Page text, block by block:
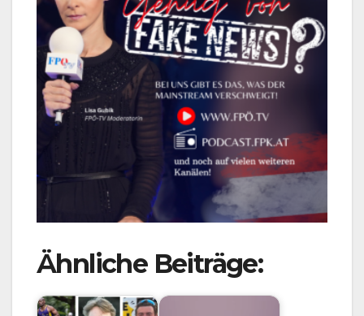
Ähnliche Beiträge: